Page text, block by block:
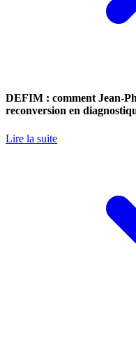
DEFIM : comment Jean-
reconversion en
Lire la suite